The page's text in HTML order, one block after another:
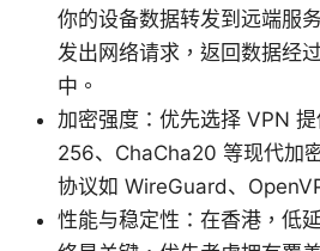
你的设备数据转发到远端服
发出网络请求，返回数据经
中。
加密强度：优先选择 VPN
256、ChaCha20 等现代加
协议如 WireGuard、
性能与稳定性：在香港，低